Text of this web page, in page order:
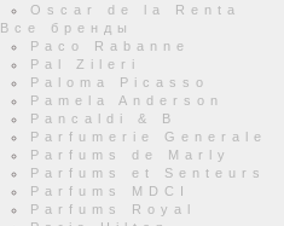
Oscar de la Renta
Все бренды
Paco Rabanne
Pal Zileri
Paloma Picasso
Pamela Anderson
Pancaldi & B
Parfumerie Generale
Parfums de Marly
Parfums et Senteurs
Parfums MDCI
Parfums Royal